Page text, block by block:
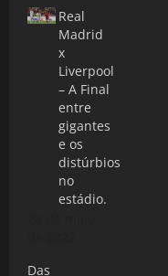
Real
Madrid
x
Liverpool
– A Final
entre
gigantes
e os
distúrbios
no
estádio.
Das